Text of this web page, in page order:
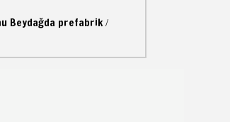
Beydağda prefabrik /